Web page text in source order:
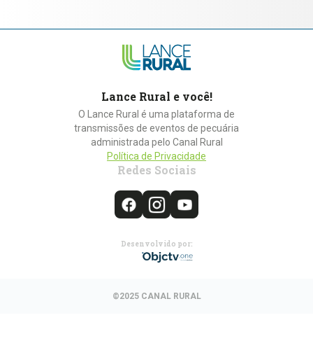
Lance Rural e você!
O Lance Rural é uma plataforma de
transmissões de eventos de pecuária
administrada pelo Canal Rural
Política de Privacidade
Redes Sociais
Desenvolvido por:
©2025 CANAL RURAL